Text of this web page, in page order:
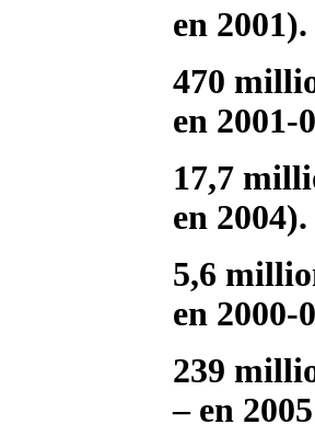
en 2001).
470
en 2001-
17,7
en 2004).
5,6
en 2000-
239
– en